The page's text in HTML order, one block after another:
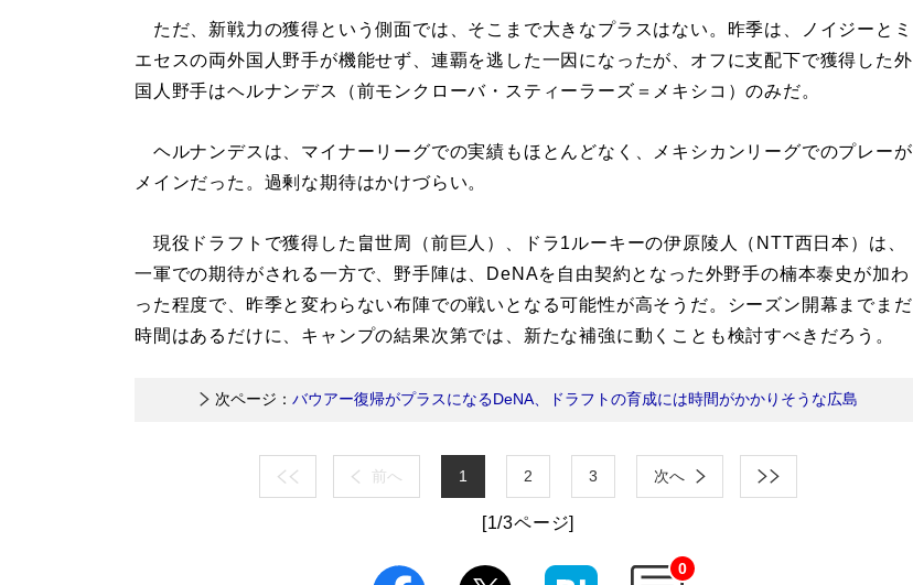
ただ、新戦力の獲得という側面では、そこまで大きなプラスはない。昨季は、ノイジーとミ
エセスの両外国人野手が機能せず、連覇を逃した一因になったが、オフに支配下で獲得した外
国人野手はヘルナンデス（前モンクローバ・スティーラーズ＝メキシコ）のみだ。
ヘルナンデスは、マイナーリーグでの実績もほとんどなく、メキシカンリーグでのプレーが
メインだった。過剰な期待はかけづらい。
現役ドラフトで獲得した畠世周（前巨人）、ドラ1ルーキーの伊原陵人（NTT西日本）は、
一軍での期待がされる一方で、野手陣は、DeNAを自由契約となった外野手の楠本泰史が加わ
った程度で、昨季と変わらない布陣での戦いとなる可能性が高そうだ。シーズン開幕までまだ
時間はあるだけに、キャンプの結果次第では、新たな補強に動くことも検討すべきだろう。
次ページ： バウアー復帰がプラスになるDeNA、ドラフトの育成には時間がかかりそうな広島
前へ 1 2 3 次へ
[1/3ページ]
0